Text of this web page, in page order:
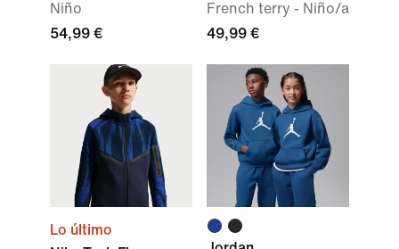
Niño
54,99 €
French terry - Niño/a
49,99 €
Lo último